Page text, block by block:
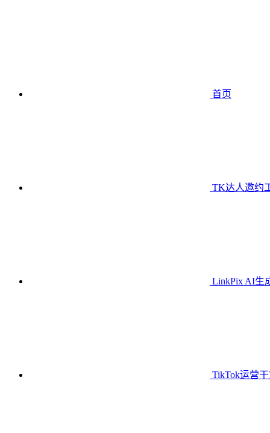
首页
TK达人邀约
LinkPix AI生
TikTok运营